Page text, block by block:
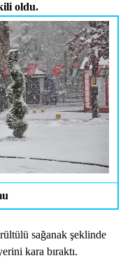
oldu.
sağanak şeklinde
kara bıraktı.